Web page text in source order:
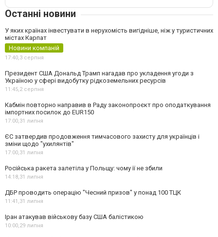
Останні новини
У яких країнах інвестувати в нерухомість вигідніше, ніж у туристичних
містах Карпат
Новини компаній
17:40,3 серпня
Президент США Дональд Трамп нагадав про укладення угоди з
Україною у сфері видобутку рідкоземельних ресурсів
11:45,2 серпня
Кабмін повторно направив в Раду законопроєкт про оподаткування
імпортних посилок до EUR150
17:00,31 липня
ЄС затвердив продовження тимчасового захисту для українців і
зміни щодо "ухилянтів"
17:00,31 липня
Російська ракета залетіла у Польщу: чому її не збили
14:18,31 липня
ДБР проводить операцію "Чесний призов" у понад 100 ТЦК
11:41,31 липня
Іран атакував військову базу США балістикою
10:00,29 липня